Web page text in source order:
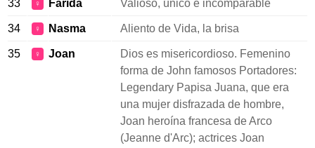
33 ♀ Farida Valioso, único e incomparable
34 ♀ Nasma Aliento de Vida, la brisa
35 ♀ Joan
Dios es misericordioso. Femenino
forma de John famosos Portadores:
Legendary Papisa Juana, que era
una mujer disfrazada de hombre,
Joan heroína francesa de Arco
(Jeanne d'Arc); actrices Joan